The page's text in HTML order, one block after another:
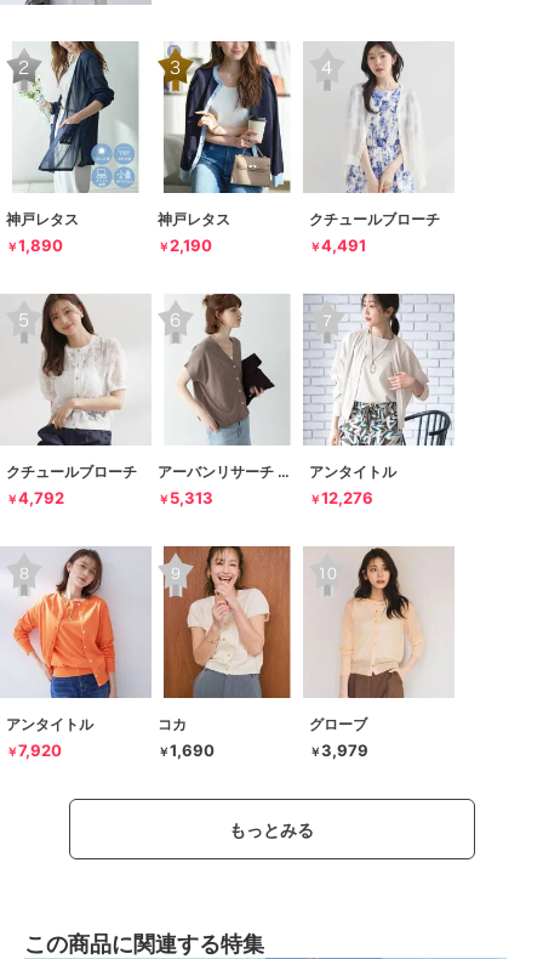
神戸レタス
￥1,890
神戸レタス
￥2,190
クチュールブローチ
￥4,491
クチュールブローチ
￥4,792
アーバンリサーチ サニーレーベル
￥ 5,313
アンタイトル
￥12,276
アンタイトル
￥7,920
コカ
￥1,690
グローブ
￥3,979
もっとみる
この商品に関連する特集